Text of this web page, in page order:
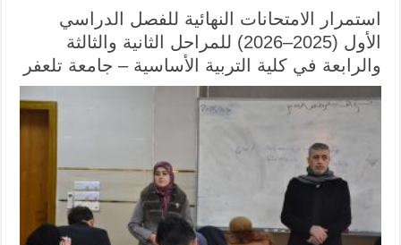
استمرار الامتحانات النهائية للفصل الدراسي
الأول (2025–2026) للمراحل الثانية والثالثة
والرابعة في كلية التربية الأساسية – جامعة تلعفر